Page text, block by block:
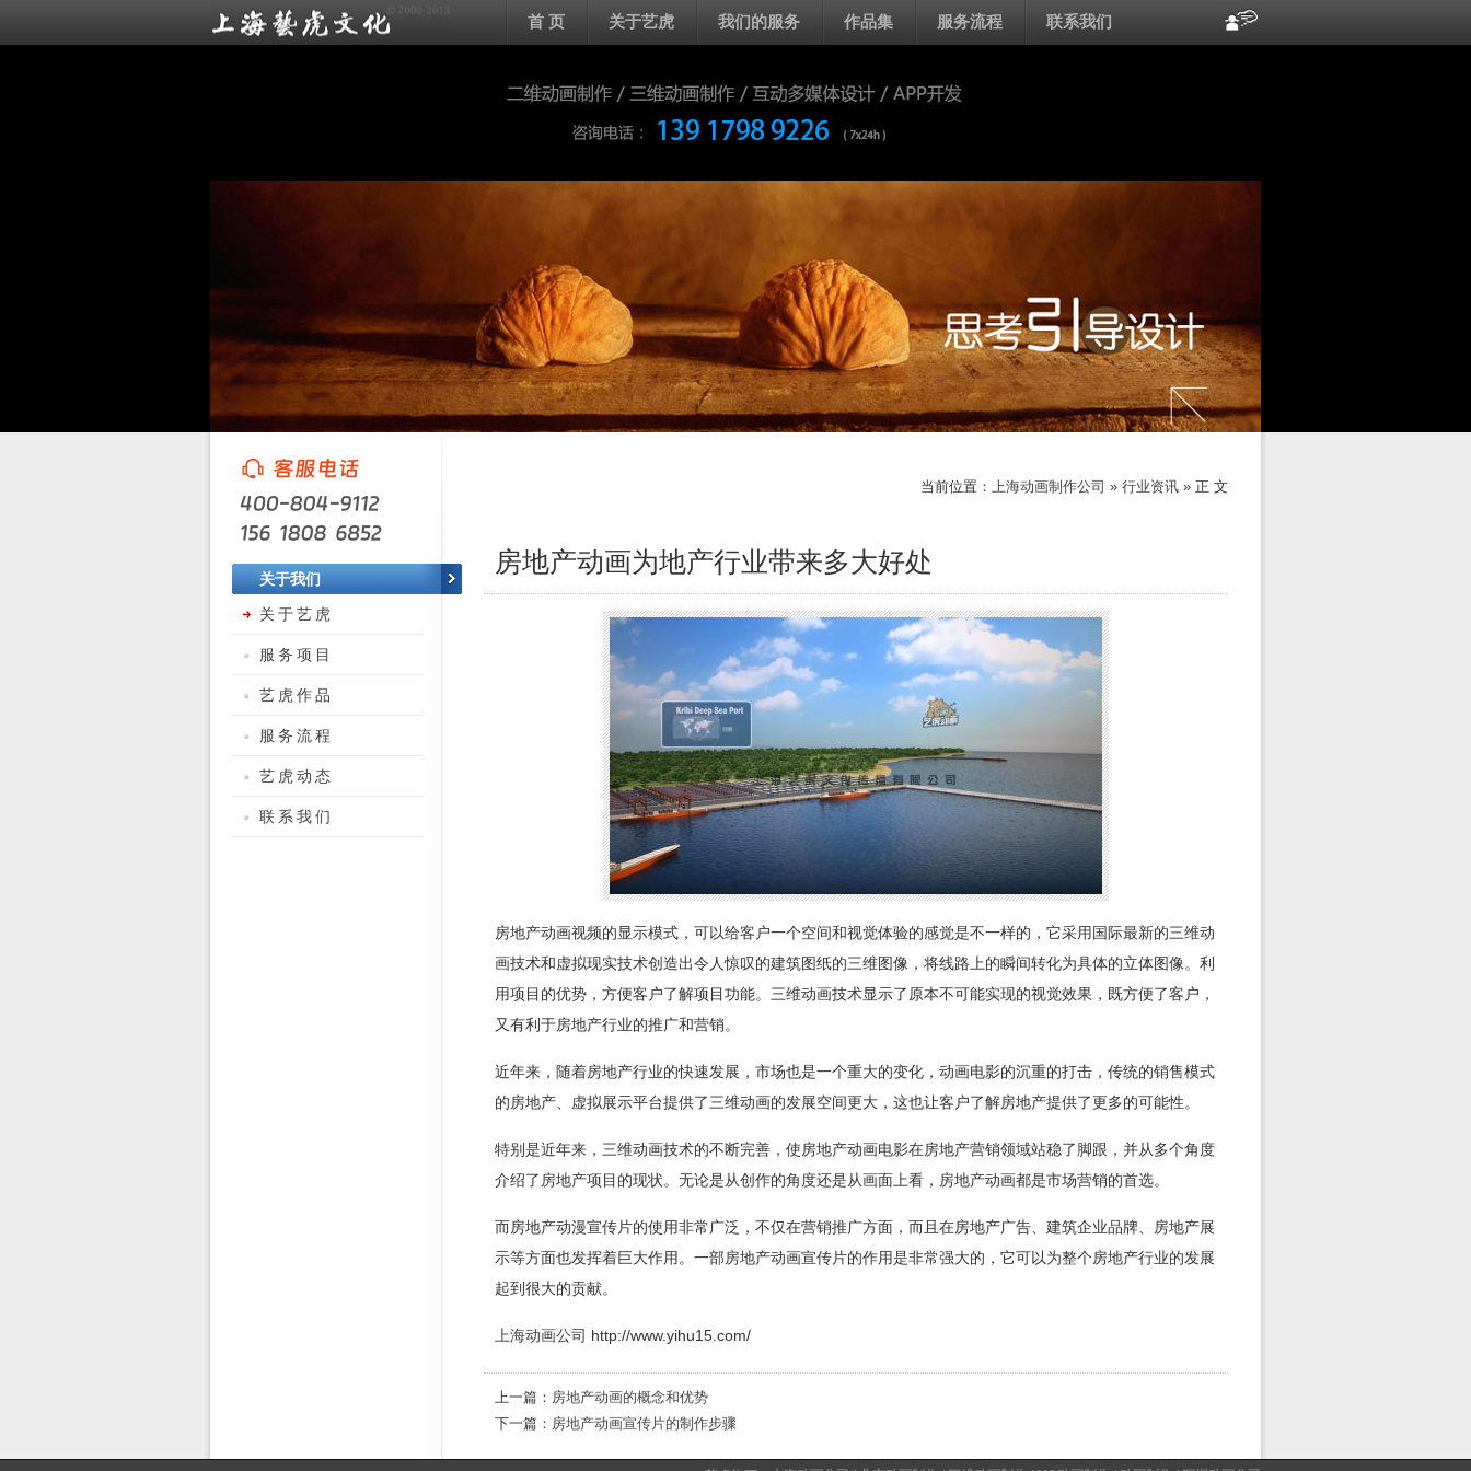
首 页 关于艺虎 我们的服务 作品集 服务流程 联系我们
当前位置： 上海动画制作公司 » 行业资讯 » 正 文
房地产动画为地产行业带来多大好处
房地产动画视频的显示模式，可以给客户一个空间和视觉体验的感觉是不一样的，它采用国际最新的三维动
画技术和虚拟现实技术创造出令人惊叹的建筑图纸的三维图像，将线路上的瞬间转化为具体的立体图像。利
用项目的优势，方便客户了解项目功能。三维动画技术显示了原本不可能实现的视觉效果，既方便了客户，
又有利于房地产行业的推广和营销。
近年来，随着房地产行业的快速发展，市场也是一个重大的变化，动画电影的沉重的打击，传统的销售模式
的房地产、虚拟展示平台提供了三维动画的发展空间更大，这也让客户了解房地产提供了更多的可能性。
特别是近年来，三维动画技术的不断完善，使房地产动画电影在房地产营销领域站稳了脚跟，并从多个角度
介绍了房地产项目的现状。无论是从创作的角度还是从画面上看，房地产动画都是市场营销的首选。
而房地产动漫宣传片的使用非常广泛，不仅在营销推广方面，而且在房地产广告、建筑企业品牌、房地产展
示等方面也发挥着巨大作用。一部房地产动画宣传片的作用是非常强大的，它可以为整个房地产行业的发展
起到很大的贡献。
上海动画公司 http://www.yihu15.com/
上一篇： 房地产动画的概念和优势
下一篇： 房地产动画宣传片的制作步骤
关于我们
关于艺虎
服务项目
艺虎作品
服务流程
艺虎动态
联系我们